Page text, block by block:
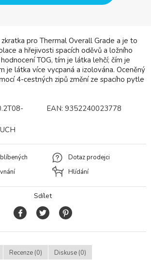
zkratka pro Thermal Overall Grade a je to
a hřejivosti spacích oděvů a ložního
TOG, tím je látka lehčí; čím je
je látka více vycpaná a izolována. Oceněný
4-cestných zipů změní ze spacího pytle
EAN: 9352240023778
Dotaz prodejci
Hlídání
Sdílet
Recenze (0) Diskuse (0)